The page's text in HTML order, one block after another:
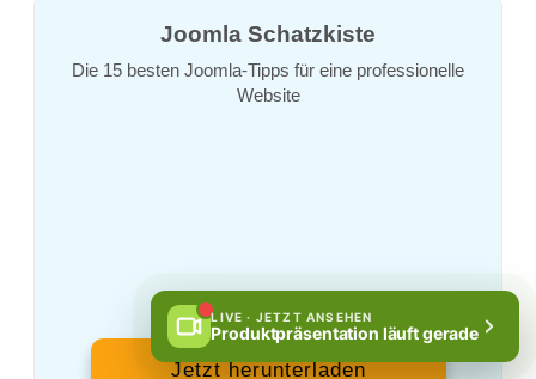
Joomla Schatzkiste
Die 15 besten Joomla-Tipps für eine professionelle
Website
Jetzt herunterladen
LIVE · JETZT ANSEHEN
Produktpräsentation läuft gerade